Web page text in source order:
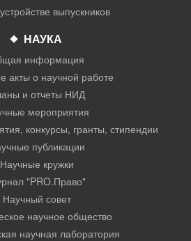
выпускников
НАУКА
информация
акты о научной работе
и отчеты НИД
мероприятия
конкурсы, гранты, стипендии
публикации
Научные кружки
"PRO.Право"
Научный совет
научное общество
научная лаборатория